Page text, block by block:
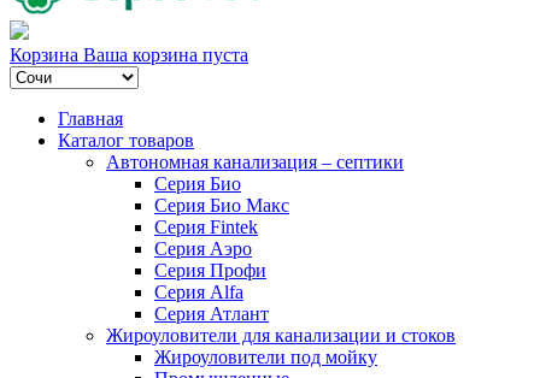
Корзина Ваша корзина пуста
Главная
Каталог товаров
Автономная канализация – септики
Серия Био
Серия Био Макс
Серия Fintek
Серия Аэро
Серия Профи
Серия Alfa
Серия Атлант
Жироуловители для канализации и стоков
Жироуловители под мойку